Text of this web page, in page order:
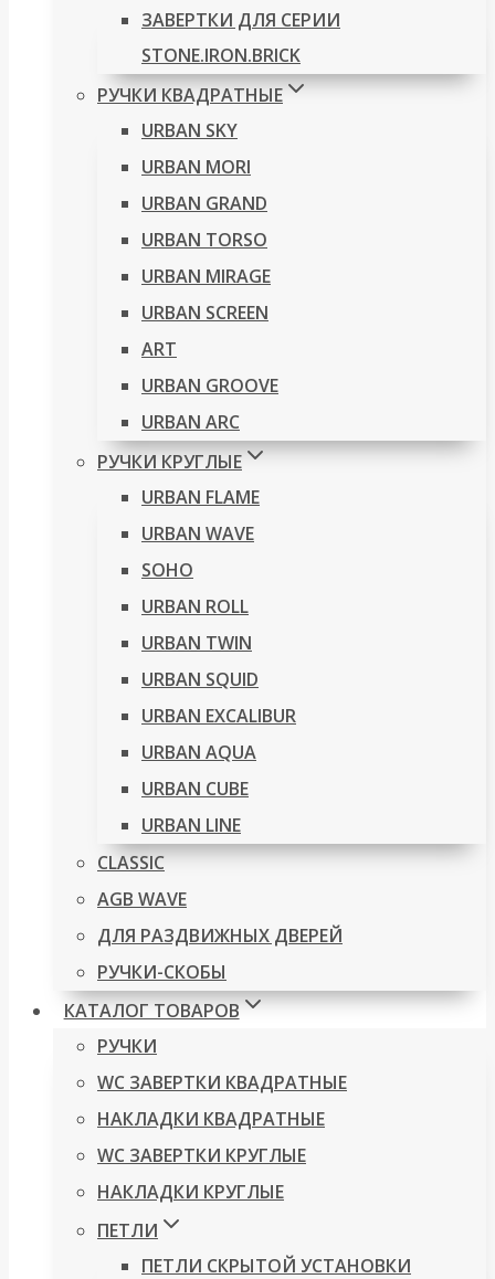
ЗАВЕРТКИ ДЛЯ СЕРИИ
STONE.IRON.BRICK
РУЧКИ КВАДРАТНЫЕ
URBAN SKY
URBAN MORI
URBAN GRAND
URBAN TORSO
URBAN MIRAGE
URBAN SCREEN
ART
URBAN GROOVE
URBAN ARC
РУЧКИ КРУГЛЫЕ
URBAN FLAME
URBAN WAVE
SOHO
URBAN ROLL
URBAN TWIN
URBAN SQUID
URBAN EXCALIBUR
URBAN AQUA
URBAN CUBE
URBAN LINE
CLASSIC
AGB WAVE
ДЛЯ РАЗДВИЖНЫХ ДВЕРЕЙ
РУЧКИ-СКОБЫ
КАТАЛОГ ТОВАРОВ
РУЧКИ
WC ЗАВЕРТКИ КВАДРАТНЫЕ
НАКЛАДКИ КВАДРАТНЫЕ
WC ЗАВЕРТКИ КРУГЛЫЕ
НАКЛАДКИ КРУГЛЫЕ
ПЕТЛИ
ПЕТЛИ СКРЫТОЙ УСТАНОВКИ